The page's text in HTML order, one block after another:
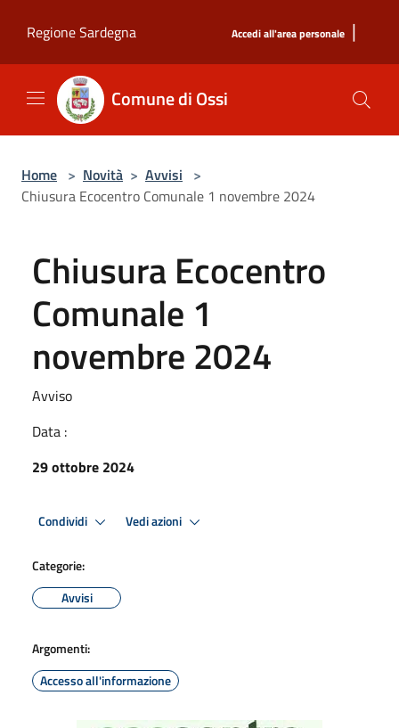
Regione Sardegna
Accedi all'area personale |
Comune di Ossi
Home > Novità > Avvisi >
Chiusura Ecocentro Comunale 1 novembre 2024
Chiusura Ecocentro
Comunale 1
novembre 2024
Avviso
Data :
29 ottobre 2024
Condividi Vedi azioni
Categorie:
Avvisi
Argomenti:
Accesso all'informazione